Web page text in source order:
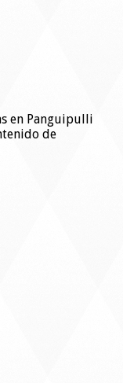
en Panguipulli
de